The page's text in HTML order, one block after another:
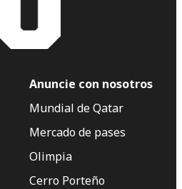
Anuncie con nosotros
Mundial de Qatar
Mercado de pases
Olimpia
Cerro Porteño